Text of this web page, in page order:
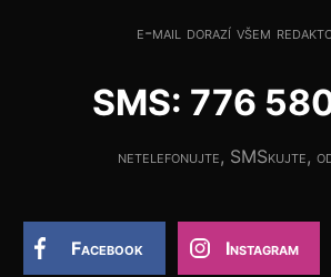
e-mail dorazí všem
SMS: 776
netelefonujte, SMSkujte,
Facebook Instagram